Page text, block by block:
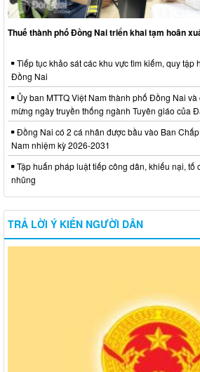
Thuế thành phố Đồng Nai triển khai tạm hoãn
Tiếp tục khảo sát các khu vực tìm kiếm, quy tập
Đồng Nai
Ủy ban MTTQ Việt Nam thành phố Đồng Nai
mừng ngày truyền thống ngành Tuyên giáo của
Đồng Nai có 2 cá nhân được bầu vào Ban
Nam nhiệm kỳ 2026-2031
Tập huấn pháp luật tiếp công dân, khiếu nại, tố
nhũng
TRẢ LỜI Ý KIẾN NGƯỜI DÂN